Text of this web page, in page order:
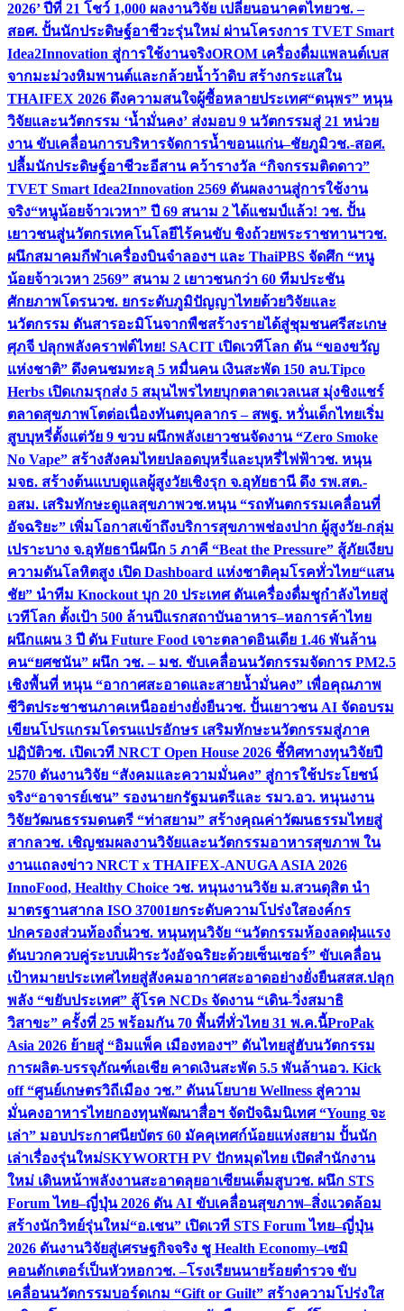
2026’ ปีที่ 21 โชว์ 1,000 ผลงานวิจัย เปลี่ยนอนาคตไทยวช. –
สอศ. ปั้นนักประดิษฐ์อาชีวะรุ่นใหม่ ผ่านโครงการ TVET Smart
Idea2Innovation สู่การใช้งานจริงOROM เครื่องดื่มแพลนต์เบส
จากมะม่วงหิมพานต์และกล้วยน้ำว้าดิบ สร้างกระแสใน
THAIFEX 2026 ดึงความสนใจผู้ซื้อหลายประเทศ“ดนุพร” หนุน
วิจัยและนวัตกรรม ‘น้ำมั่นคง’ ส่งมอบ 9 นวัตกรรมสู่ 21 หน่วย
งาน ขับเคลื่อนการบริหารจัดการน้ำขอนแก่น–ชัยภูมิวช.-สอศ.
ปลื้มนักประดิษฐ์อาชีวะอีสาน คว้ารางวัล “กิจกรรมติดดาว”
TVET Smart Idea2Innovation 2569 ดันผลงานสู่การใช้งาน
จริง“หนูน้อยจ้าวเวหา” ปี 69 สนาม 2 ได้แชมป์แล้ว! วช. ปั้น
เยาวชนสู่นวัตกรเทคโนโลยีไร้คนขับ ชิงถ้วยพระราชทานฯวช.
ผนึกสมาคมกีฬาเครื่องบินจำลองฯ และ ThaiPBS จัดศึก “หนู
น้อยจ้าวเวหา 2569” สนาม 2 เยาวชนกว่า 60 ทีมประชัน
ศักยภาพโดรนวช. ยกระดับภูมิปัญญาไทยด้วยวิจัยและ
นวัตกรรม ดันสารอะมิโนจากพืชสร้างรายได้สู่ชุมชนศรีสะเกษ
ศุภจี ปลุกพลังคราฟต์ไทย! SACIT เปิดเวทีโลก ดัน “ของขวัญ
แห่งชาติ” ดึงคนชมทะลุ 5 หมื่นคน เงินสะพัด 150 ลบ.Tipco
Herbs เปิดเกมรุกส่ง 5 สมุนไพรไทยบุกตลาดเวลเนส มุ่งชิงแชร์
ตลาดสุขภาพโตต่อเนื่องทันตบุคลากร – สพฐ. หวั่นเด็กไทยเริ่ม
สูบบุหรี่ตั้งแต่วัย 9 ขวบ ผนึกพลังเยาวชนจัดงาน “Zero Smoke
No Vape” สร้างสังคมไทยปลอดบุหรี่และบุหรี่ไฟฟ้าวช. หนุน
มจธ. สร้างต้นแบบดูแลผู้สูงวัยเชิงรุก จ.อุทัยธานี ดึง รพ.สต.-
อสม. เสริมทักษะดูแลสุขภาพวช.หนุน “รถทันตกรรมเคลื่อนที่
อัจฉริยะ” เพิ่มโอกาสเข้าถึงบริการสุขภาพช่องปาก ผู้สูงวัย-กลุ่ม
เปราะบาง จ.อุทัยธานีผนึก 5 ภาคี “Beat the Pressure” สู้ภัยเงียบ
ความดันโลหิตสูง เปิด Dashboard แห่งชาติคุมโรคทั่วไทย“แสน
ชัย” นำทีม Knockout บุก 20 ประเทศ ดันเครื่องดื่มชูกำลังไทยสู่
เวทีโลก ตั้งเป้า 500 ล้านปีแรกสถาบันอาหาร–หอการค้าไทย
ผนึกแผน 3 ปี ดัน Future Food เจาะตลาดอินเดีย 1.46 พันล้าน
คน“ยศชนัน” ผนึก วช. – มช. ขับเคลื่อนนวัตกรรมจัดการ PM2.5
เชิงพื้นที่ หนุน “อากาศสะอาดและสายน้ำมั่นคง” เพื่อคุณภาพ
ชีวิตประชาชนภาคเหนืออย่างยั่งยืนวช. ปั้นเยาวชน AI จัดอบรม
เขียนโปรแกรมโดรนแปรอักษร เสริมทักษะนวัตกรรมสู่ภาค
ปฏิบัติวช. เปิดเวที NRCT Open House 2026 ชี้ทิศทางทุนวิจัยปี
2570 ดันงานวิจัย “สังคมและความมั่นคง” สู่การใช้ประโยชน์
จริง“อาจารย์เชน” รองนายกรัฐมนตรีและ รมว.อว. หนุนงาน
วิจัยวัฒนธรรมดนตรี “ท่าสยาม” สร้างคุณค่าวัฒนธรรมไทยสู่
สากลวช. เชิญชมผลงานวิจัยและนวัตกรรมอาหารสุขภาพ ใน
งานแถลงข่าว NRCT x THAIFEX-ANUGA ASIA 2026
InnoFood, Healthy Choice วช. หนุนงานวิจัย ม.สวนดุสิต นำ
มาตรฐานสากล ISO 37001ยกระดับความโปร่งใสองค์กร
ปกครองส่วนท้องถิ่นวช. หนุนทุนวิจัย “นวัตกรรมห้องลดฝุ่นแรง
ดันบวกควบคู่ระบบเฝ้าระวังอัจฉริยะด้วยเซ็นเซอร์” ขับเคลื่อน
เป้าหมายประเทศไทยสู่สังคมอากาศสะอาดอย่างยั่งยืนสสส.ปลุก
พลัง “ขยับประเทศ” สู้โรค NCDs จัดงาน “เดิน-วิ่งสมาธิ
วิสาขะ” ครั้งที่ 25 พร้อมกัน 70 พื้นที่ทั่วไทย 31 พ.ค.นี้ProPak
Asia 2026 ย้ายสู่ “อิมแพ็ค เมืองทองฯ” ดันไทยสู่ฮับนวัตกรรม
การผลิต-บรรจุภัณฑ์เอเชีย คาดเงินสะพัด 5.5 พันล้านอว. Kick
off “ศูนย์เกษตรวิถีเมือง วช.” ดันนโยบาย Wellness สู่ความ
มั่นคงอาหารไทยกองทุนพัฒนาสื่อฯ จัดปัจฉิมนิเทศ “Young จะ
เล่า” มอบประกาศนียบัตร 60 มัคคุเทศก์น้อยแห่งสยาม ปั้นนัก
เล่าเรื่องรุ่นใหม่SKYWORTH PV ปักหมุดไทย เปิดสำนักงาน
ใหม่ เดินหน้าพลังงานสะอาดลุยอาเซียนเต็มสูบวช. ผนึก STS
Forum ไทย–ญี่ปุ่น 2026 ดัน AI ขับเคลื่อนสุขภาพ–สิ่งแวดล้อม
สร้างนักวิทย์รุ่นใหม่“อ.เชน” เปิดเวที STS Forum ไทย–ญี่ปุ่น
2026 ดันงานวิจัยสู่เศรษฐกิจจริง ชู Health Economy–เซมิ
คอนดักเตอร์เป็นหัวหอกวช. –โรงเรียนนายร้อยตำรวจ ขับ
เคลื่อนนวัตกรรมบอร์ดเกม “Gift or Guilt” สร้างความโปร่งใส